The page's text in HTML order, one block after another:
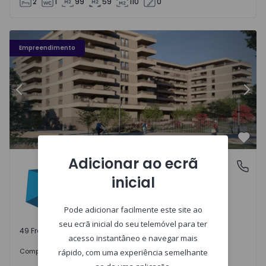
Empreendimento
Fachada PLENO JARDIM - 3
Anterior
Águas Santas, PortoPLENO JARDIM
Águas Santas, Porto
49 Frações disponíveis
Comprar desde 242.000 €
Adicionar ao ecrã
inicial
Pode adicionar facilmente este site ao
seu ecrã inicial do seu telemóvel para ter
acesso instantâneo e navegar mais
rápido, com uma experiência semelhante